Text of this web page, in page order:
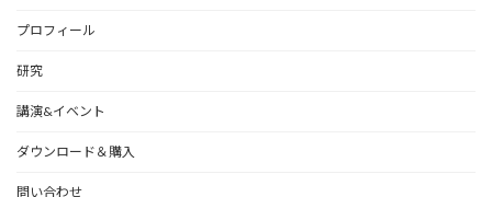
プロフィール
研究
講演&イベント
ダウンロード＆購入
問い合わせ